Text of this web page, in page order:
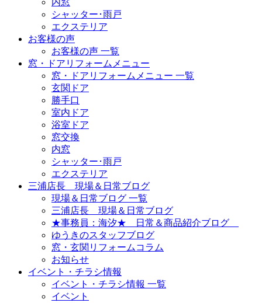
内窓
シャッター･雨戸
エクステリア
お客様の声
お客様の声 一覧
窓・ドアリフォームメニュー
窓・ドアリフォームメニュー 一覧
玄関ドア
勝手口
室内ドア
浴室ドア
窓交換
内窓
シャッター･雨戸
エクステリア
三浦店長 現場＆日常ブログ
現場＆日常ブログ 一覧
三浦店長 現場＆日常ブログ
★事務員：海汐★ 日常＆商品紹介ブログ
ゆうきのスタッフブログ
窓・玄関リフォームコラム
お知らせ
イベント・チラシ情報
イベント・チラシ情報 一覧
イベント